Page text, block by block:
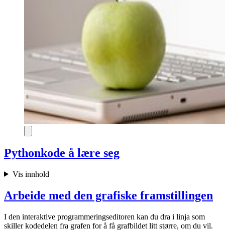
Pythonkode å lære seg
Vis innhold
Arbeide med den grafiske framstillingen
I den interaktive programmeringseditoren kan du dra i linja som
skiller kodedelen fra grafen for å få grafbildet litt større, om du vil.